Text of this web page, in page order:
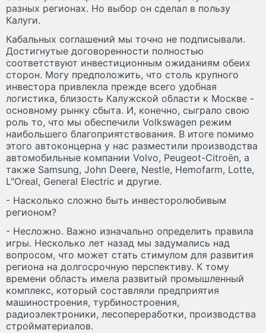
разных регионах. Но выбор он сделал в пользу
Калуги.
Кабальных соглашений мы точно не подписывали.
Достигнутые договоренности полностью
соответствуют инвестиционным ожиданиям обеих
сторон. Могу предположить, что столь крупного
инвестора привлекла прежде всего удобная
логистика, близость Калужской области к Москве -
основному рынку сбыта. И, конечно, сыграло свою
роль то, что мы обеспечили Volkswagen режим
наибольшего благоприятствования. В итоге помимо
этого автоконцерна у нас разместили производства
автомобильные компании Volvo, Peugeot-Citroёn, а
также Samsung, John Deere, Nestle, Hemofarm, Lotte,
L"Oreal, General Electric и другие.
- Насколько сложно быть инвесторолюбивым
регионом?
- Несложно. Важно изначально определить правила
игры. Несколько лет назад мы задумались над
вопросом, что может стать стимулом для развития
региона на долгосрочную перспективу. К тому
времени область имела развитый промышленный
комплекс, который составляли предприятия
машиностроения, турбиностроения,
радиоэлектроники, лесопереработки, производства
стройматериалов.